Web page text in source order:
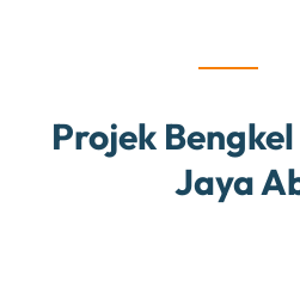
Projek
Jaya